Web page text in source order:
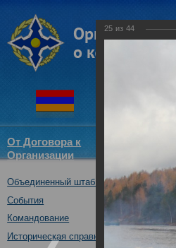
От Договора к
Организации
Объединенный штаб ОДКБ
События
Командование
Историческая справка
25 из 44